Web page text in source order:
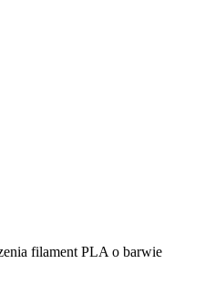
filament PLA o barwie